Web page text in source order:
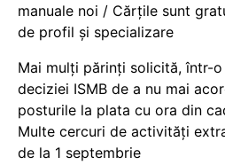
manuale noi / Cărțile sunt
de profil și specializare
Mai mulți părinți solicită, într-
deciziei ISMB de a nu mai
posturile la plata cu ora din
Multe cercuri de activități
de la 1 septembrie